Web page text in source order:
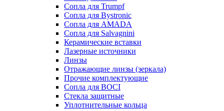
Сопла для Trumpf
Сопла для Bystronic
Сопла для AMADA
Сопла для Salvagnini
Керамические вставки
Лазерные источники
Линзы
Отражающие линзы (зеркала)
Прочие комплектующие
Сопла для BOCI
Стекла защитные
Уплотнительные кольца